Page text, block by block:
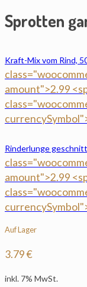
Sprotten
Kraft-Mix vom Rind,
amount">2.99
Rinderlunge
amount">2.99
Auf Lager
3.79€
inkl. 7% MwSt.